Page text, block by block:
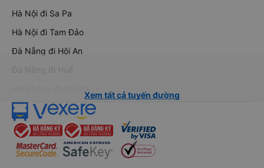
Hà Nội đi Sa Pa
Hà Nội đi Tam Đảo
Đà Nẵng đi Hội An
Đà Nẵng đi Huế
Xem tất cả tuyến đường